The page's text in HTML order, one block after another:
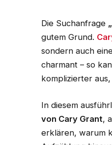
Die Suchanfrage
gutem Grund.
sondern auch
charmant – so
komplizierter
In diesem
von Cary Grant,
erklären, warum